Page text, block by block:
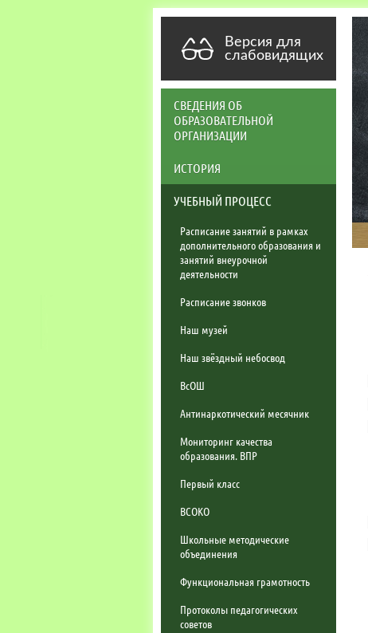
Версия для
слабовидящих
СВЕДЕНИЯ ОБ
ОБРАЗОВАТЕЛЬНОЙ
ОРГАНИЗАЦИИ
ИСТОРИЯ
УЧЕБНЫЙ ПРОЦЕСС
Расписание занятий в рамках
дополнительного образования и
занятий внеурочной
деятельности
Расписание звонков
Наш музей
Наш звёздный небосвод
ВсОШ
Антинаркотический месячник
Мониторинг качества
образования. ВПР
Первый класс
ВСОКО
Школьные методические
объединения
Функциональная грамотность
Протоколы педагогических
советов